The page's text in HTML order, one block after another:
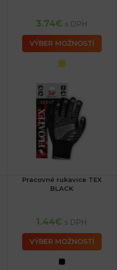
3.74€ s DPH
VÝBER MOŽNOSTÍ
Pracovné rukavice TEX
BLACK
1.44€ s DPH
VÝBER MOŽNOSTÍ